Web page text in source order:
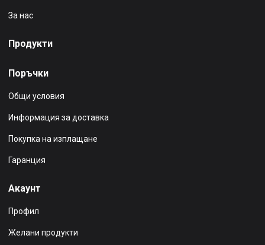
За нас
Продукти
Поръчки
Общи условия
Информация за доставка
Покупка на изплащане
Гаранция
Акаунт
Профил
Желани продукти